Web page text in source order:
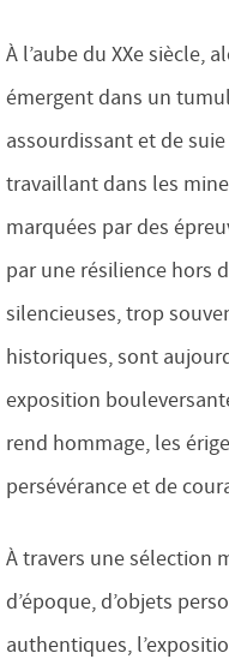
À l’aube du XXe siècle,
émergent dans un
assourdissant et de
travaillant dans les
marquées par des
par une résilience hors
silencieuses, trop
historiques, sont
exposition
rend hommage, les
persévérance et de
À travers une sélection
d’époque, d’objets
authentiques,